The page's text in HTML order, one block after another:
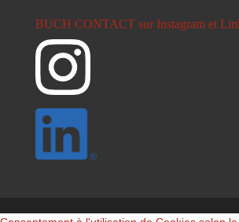
BUCH CONTACT sur Instagram et